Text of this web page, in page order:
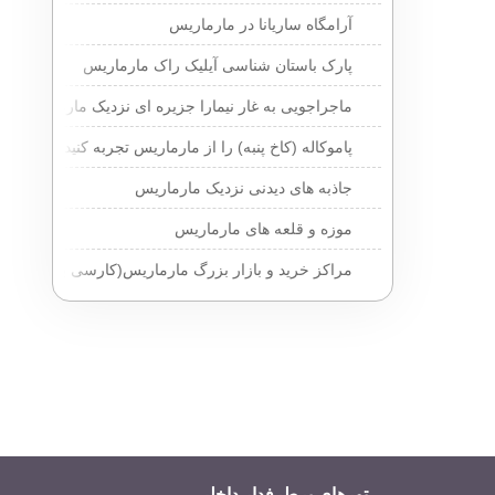
آرامگاه ساریانا در مارماریس
پارک باستان شناسی آیلیک راک مارماریس
ماجراجویی به غار نیمارا جزیره ای نزدیک مارماریس
پاموکاله (کاخ پنبه) را از مارماریس تجربه کنید
جاذبه های دیدنی نزدیک مارماریس
موزه و قلعه های مارماریس
مراکز خرید و بازار بزرگ مارماریس(کارسی بازار)